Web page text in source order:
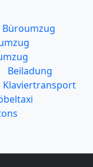
Büroumzug
Beiladung
Klaviertransport